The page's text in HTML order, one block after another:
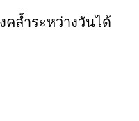
ล้ำระหว่างวันได้